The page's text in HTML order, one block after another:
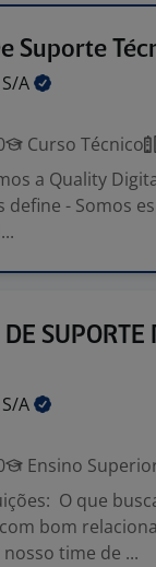
Suporte
S/A
Curso Técnico
a Quality
define - Somos
SUPORTE
S/A
Ensino
O que
bom
time de ...